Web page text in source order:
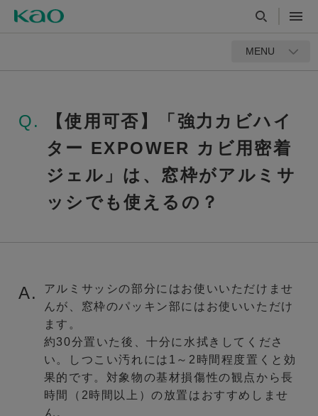
MENU
Q.
【使用可否】「強力カビハイ
ター EXPOWER カビ用密着
ジェル」は、窓枠がアルミサ
ッシでも使えるの？
A.
アルミサッシの部分にはお使いいただけませ
んが、窓枠のパッキン部にはお使いいただけ
ます。
約30分置いた後、十分に水拭きしてくださ
い。しつこい汚れには1～2時間程度置くと効
果的です。対象物の基材損傷性の観点から長
時間（2時間以上）の放置はおすすめしませ
ん。